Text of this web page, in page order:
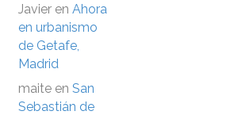
Javier en Ahora
en urbanismo
de Getafe,
Madrid
maite en San
Sebastián de